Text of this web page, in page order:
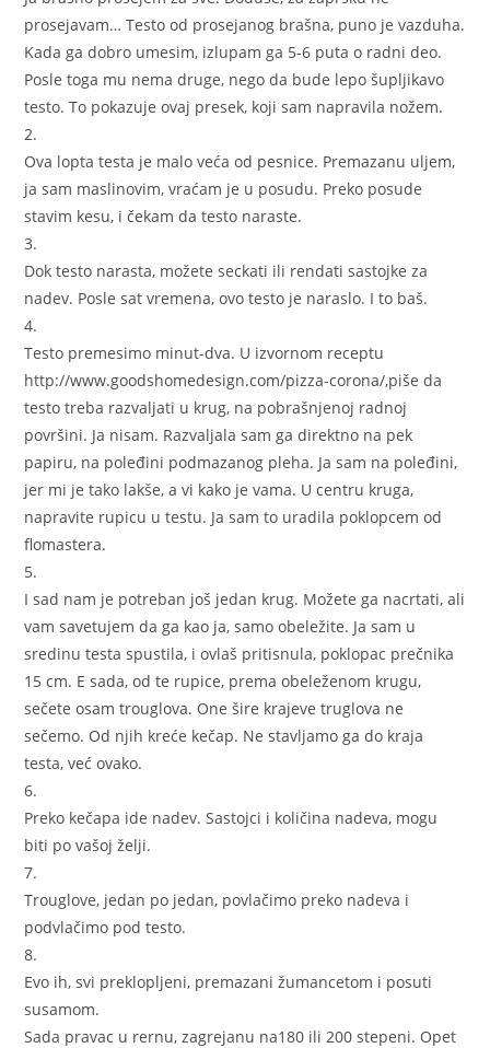
prosejavam… Testo od prosejanog brašna, puno je vazduha.
Kada ga dobro umesim, izlupam ga 5-6 puta o radni deo.
Posle toga mu nema druge, nego da bude lepo šupljikavo
testo. To pokazuje ovaj presek, koji sam napravila nožem.
2.
Ova lopta testa je malo veća od pesnice. Premazanu uljem,
ja sam maslinovim, vraćam je u posudu. Preko posude
stavim kesu, i čekam da testo naraste.
3.
Dok testo narasta, možete seckati ili rendati sastojke za
nadev. Posle sat vremena, ovo testo je naraslo. I to baš.
4.
Testo premesimo minut-dva. U izvornom receptu
http://www.goodshomedesign.com/pizza-corona/,piše da
testo treba razvaljati u krug, na pobrašnjenoj radnoj
površini. Ja nisam. Razvaljala sam ga direktno na pek
papiru, na poleđini podmazanog pleha. Ja sam na poleđini,
jer mi je tako lakše, a vi kako je vama. U centru kruga,
napravite rupicu u testu. Ja sam to uradila poklopcem od
flomastera.
5.
I sad nam je potreban još jedan krug. Možete ga nacrtati, ali
vam savetujem da ga kao ja, samo obeležite. Ja sam u
sredinu testa spustila, i ovlaš pritisnula, poklopac prečnika
15 cm. E sada, od te rupice, prema obeleženom krugu,
sečete osam trouglova. One šire krajeve truglova ne
sečemo. Od njih kreće kečap. Ne stavljamo ga do kraja
testa, već ovako.
6.
Preko kečapa ide nadev. Sastojci i količina nadeva, mogu
biti po vašoj želji.
7.
Trouglove, jedan po jedan, povlačimo preko nadeva i
podvlačimo pod testo.
8.
Evo ih, svi preklopljeni, premazani žumancetom i posuti
susamom.
Sada pravac u rernu, zagrejanu na180 ili 200 stepeni. Opet